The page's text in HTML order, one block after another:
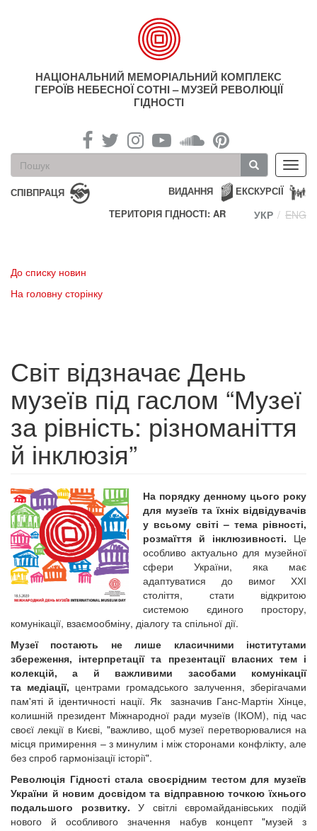
НАЦІОНАЛЬНИЙ МЕМОРІАЛЬНИЙ КОМПЛЕКС
ГЕРОЇВ НЕБЕСНОЇ СОТНІ – МУЗЕЙ РЕВОЛЮЦІЇ
ГІДНОСТІ
Пошукова
форма
Пошук
СПІВПРАЦЯ ЕКСКУРСІЇ
ВИДАННЯ
ТЕРИТОРІЯ ГІДНОСТІ: AR
УКР ENG
До списку новин
На головну сторінку
Світ відзначає День
музеїв під гаслом “Музеї
за рівність: різноманіття
й інклюзія”
На порядку денному цього року
для музеїв та їхніх відвідувачів
у всьому світі – тема рівності,
розмаїття й інклюзивності. Це
особливо актуально для музейної
сфери України, яка має
адаптуватися до вимог ХХІ
століття, стати відкритою
системою єдиного простору,
комунікації, взаємообміну, діалогу та спільної дії.
Музеї постають не лише класичними інститутами
збереження, інтерпретації та презентації власних тем і
колекцій, а й важливими засобами комунікації
та медіації, центрами громадського залучення, зберігачами
пам'яті й ідентичності нації. Як зазначив Ганс-Мартін Хінце,
колишній президент Міжнародної ради музеїв (ІКОМ), під час
своєї лекції в Києві, "важливо, щоб музеї перетворювалися на
місця примирення – з минулим і між сторонами конфлікту, але
без спроб гармонізації історії".
Революція Гідності стала своєрідним тестом для музеїв
України й новим досвідом та відправною точкою їхнього
подальшого розвитку.У світлі євромайданівських подій
нового й особливого значення набув концепт "музей з